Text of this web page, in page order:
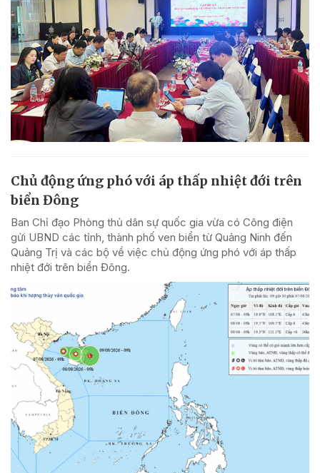
Chủ động ứng phó với áp thấp nhiệt đới trên
biển Đông
Ban Chỉ đạo Phòng thủ dân sự quốc gia vừa có Công điện
gửi UBND các tỉnh, thành phố ven biển từ Quảng Ninh đến
Quảng Trị và các bộ về việc chủ động ứng phó với áp thấp
nhiệt đới trên biển Đông.